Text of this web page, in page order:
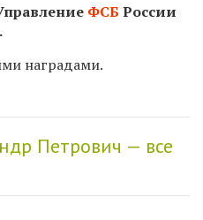
ФСБ России
наградами.
Петрович — все